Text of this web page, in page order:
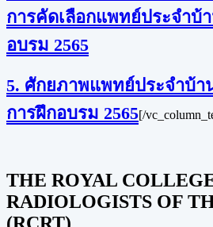
การคัดเลือกแพทย์ประจำบ้
อบรม 2565
5. ศักยภาพแพทย์ประจำบ้า
การฝึกอบรม 2565[/
THE ROYAL
RADIOLOGISTS OF
(RCRT)